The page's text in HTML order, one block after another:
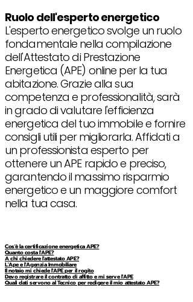
Ruolo dell'esperto energetico
L'esperto energetico svolge un ruolo
fondamentale nella compilazione
dell'Attestato di Prestazione
Energetica (APE) online per la tua
abitazione. Grazie alla sua
competenza e professionalità, sarà
in grado di valutare l'efficienza
energetica del tuo immobile e fornire
consigli utili per migliorarla. Affidati a
un professionista esperto per
ottenere un APE rapido e preciso,
garantendo il massimo risparmio
energetico e un maggiore comfort
nella tua casa.
Cos'è la certificazione energetica APE?
Quanto costa l'APE?
A chi chiedere l'attestato APE?
L'Ape e l'Agenzia Immobiliare
Il notaio mi chiede l'APE per il rogito
Devo registrare il contratto di affitto e mi serve l'APE
Quali dati servono al Tecnico per redigere il mio attestato APE?